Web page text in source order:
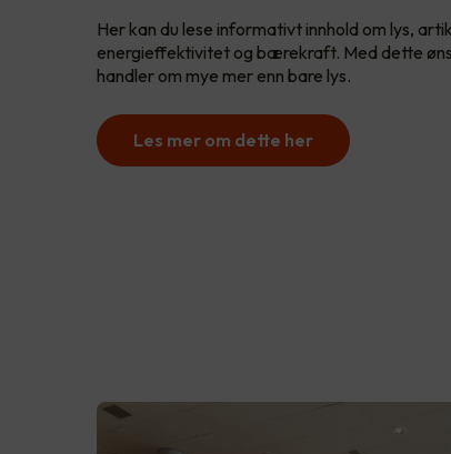
Her kan du lese informativt innhold om lys,
energieffektivitet og bærekraft. Med dette
handler om mye mer enn bare lys.
Les mer om dette her